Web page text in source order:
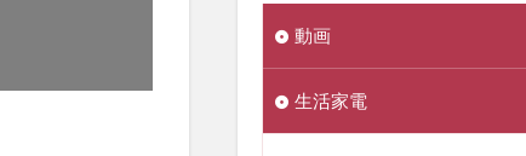
動画
生活家電